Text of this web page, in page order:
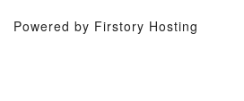
Powered by Firstory Hosting